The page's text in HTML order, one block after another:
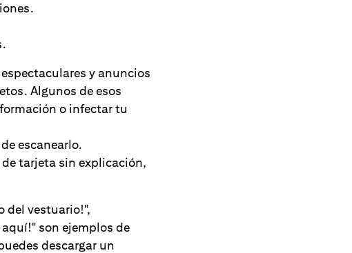
y anuncios
Algunos de esos
o infectar tu
escanearlo.
tarjeta sin explicación,
del vestuario!",
aquí!" son ejemplos de
descargar un